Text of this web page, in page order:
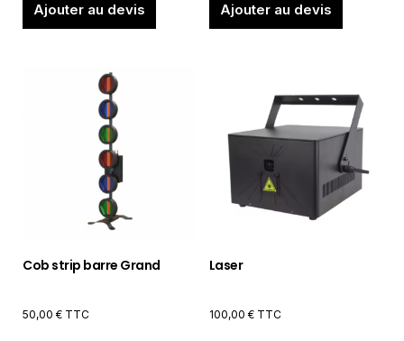
Ajouter au devis Ajouter au devis
Cob strip barre Grand
50,00 € TTC
Laser
100,00 € TTC